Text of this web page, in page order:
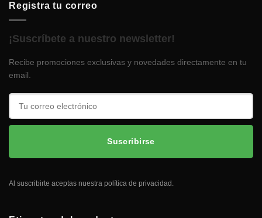
Registra tu correo
¡Suscríbete a nuestro newsletter!
Recibe promociones exclusivas y novedades directamente en tu
email.
Suscribirse
Al suscribirte aceptas nuestra política de privacidad.